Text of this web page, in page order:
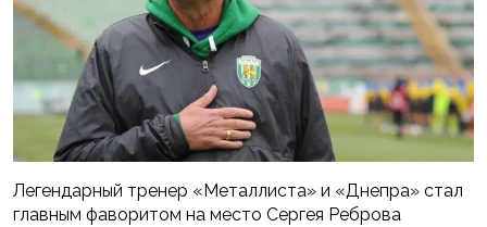
Легендарный тренер «Металлиста» и «Днепра» стал
главным фаворитом на место Сергея Реброва